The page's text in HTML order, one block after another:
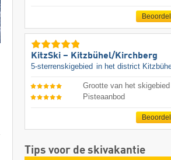
KitzSki – Kitzbühel/​Kirchberg
5-sterrenskigebied in het district
Grootte van het skigebied
Pisteaanbod
Tips voor de skivakantie